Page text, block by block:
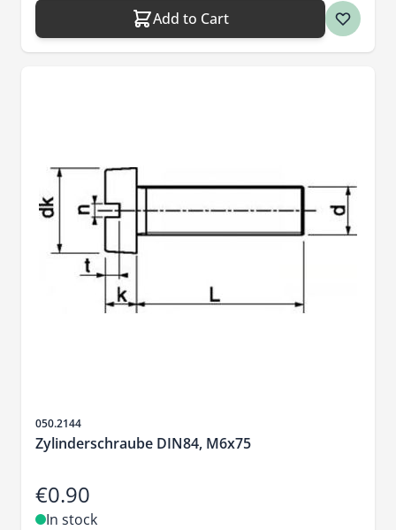
Add to Cart
Sku
050.2144
Zylinderschraube DIN84, M6x75
€0.90
In stock